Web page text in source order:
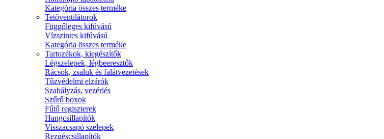
Kategória összes terméke
Tetőventilátorok
Függőleges kifúvású
Vízszintes kifúvású
Kategória összes terméke
Tartozékok, kiegészítők
Légszelepek, légbeeresztők
Rácsok, zsaluk és falátvezetések
Tűzvédelmi elzárók
Szabályzás, vezérlés
Szűrő boxok
Fűtő regiszterek
Hangcsillapítók
Visszacsapó szelepek
Rezgéscsillapítók